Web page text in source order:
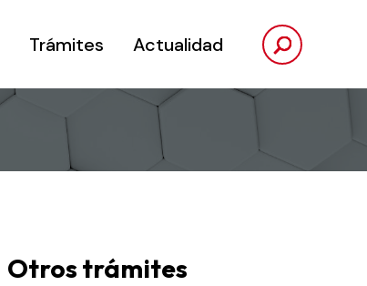
Trámites Actualidad
Otros trámites